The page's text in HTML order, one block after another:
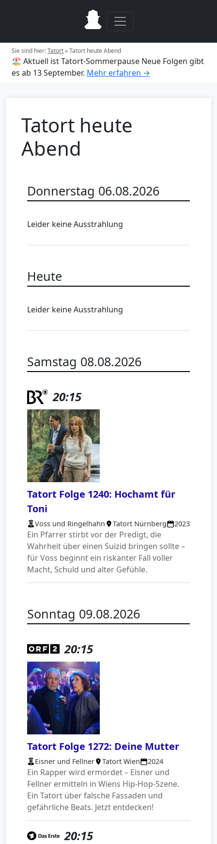
Sie sind hier:Tatort»Tatort heute Abend
🏖️ Aktuell ist Tatort-Sommerpause Neue Folgen gibt
es ab 13 September. Mehr erfahren →
Tatort heute
Abend
Donnerstag 06.08.2026
Leider keine Ausstrahlung
Heute
Leider keine Ausstrahlung
Samstag 08.08.2026
20:15
Tatort Folge 1240: Hochamt für
Toni
Voss und Ringelhahn Tatort Nürnberg 2023
Ein Pfarrer stirbt vor der Predigt, die
Wahrheit über einen Suizid bringen sollte –
für Voss beginnt ein riskanter Fall voller
Macht, Schuld und alter Gefühle.
Sonntag 09.08.2026
20:15
Tatort Folge 1272: Deine Mutter
Eisner und Fellner Tatort Wien 2024
Ein Rapper wird ermordet – Eisner und
Fellner ermitteln in Wiens Hip-Hop-Szene.
Ein Tatort über falsche Fassaden und
gefährliche Beats. Jetzt entdecken!
20:15